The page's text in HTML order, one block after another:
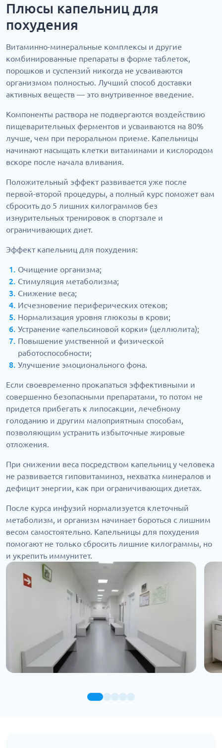
Плюсы капельниц для
похудения
Витаминно-минеральные комплексы и другие
комбинированные препараты в форме таблеток,
порошков и суспензий никогда не усваиваются
организмом полностью. Лучший способ доставки
активных веществ — это внутривенное введение.
Компоненты раствора не подвергаются воздействию
пищеварительных ферментов и усваиваются на 80%
лучше, чем при пероральном приеме. Капельницы
начинают насыщать клетки витаминами и кислородом
вскоре после начала вливания.
Положительный эффект развивается уже после
первой-второй процедуры, а полный курс поможет вам
сбросить до 5 лишних килограммов без
изнурительных тренировок в спортзале и
ограничивающих диет.
Эффект капельниц для похудения:
Очищение организма;
Стимуляция метаболизма;
Снижение веса;
Исчезновение периферических отеков;
Нормализация уровня глюкозы в крови;
Устранение «апельсиновой корки» (целлюлита);
Повышение умственной и физической
работоспособности;
Улучшение эмоционального фона.
Если своевременно прокапаться эффективными и
совершенно безопасными препаратами, то потом не
придется прибегать к липосакции, лечебному
голоданию и другим малоприятным способам,
позволяющим устранить избыточные жировые
отложения.
При снижении веса посредством капельниц у человека
не развивается гиповитаминоз, нехватка минералов и
дефицит энергии, как при ограничивающих диетах.
После курса инфузий нормализуется клеточный
метаболизм, и организм начинает бороться с лишним
весом самостоятельно. Капельницы для похудения
помогают не только сбросить лишние килограммы, но
и укрепить иммунитет.